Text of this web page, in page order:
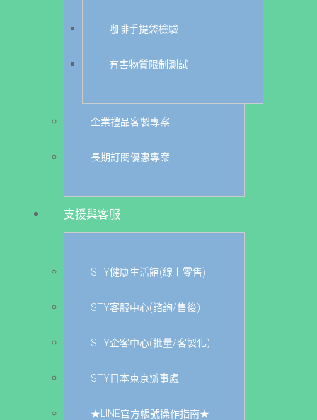
咖啡手提袋檢驗
有害物質限制測試
企業禮品客製專案
長期訂閱優惠專案
支援與客服
STY健康生活館(線上零售)
STY客服中心(諮詢/售後)
STY企客中心(批量/客製化)
STY日本東京辦事處
★LINE官方帳號操作指南★